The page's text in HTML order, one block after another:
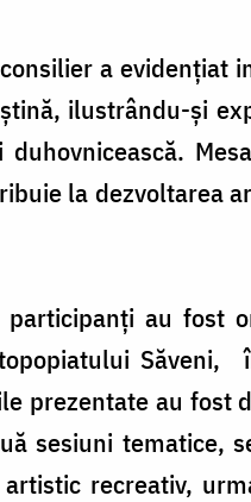
a evidențiat
ilustrându-și
la dezvoltarea
au fost
Săveni,
prezentate au fost
sesiuni tematice,
recreativ,